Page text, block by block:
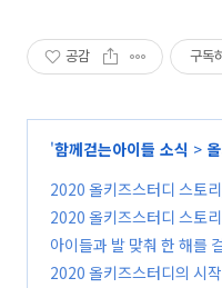
공감 구독
'함께걷는아이들 소식 >
2020 올키즈스터디 스토
이야기 (0)
2020 올키즈스터디 스토리
아이들과 발 맞춰 한 해를
기 - 2020 올키즈스터디 교
2020 올키즈스터디의 시